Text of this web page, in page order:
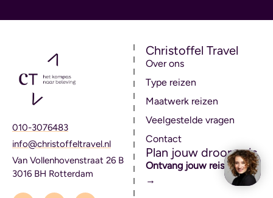
010-3076483
info@christoffeltravel.nl
Van Vollenhovenstraat 26 B
3016 BH Rotterdam
Christoffel Travel
Over ons
Type reizen
Maatwerk reizen
Veelgestelde vragen
Contact
Plan jouw droomreis
Ontvang jouw reisvoorstel
→